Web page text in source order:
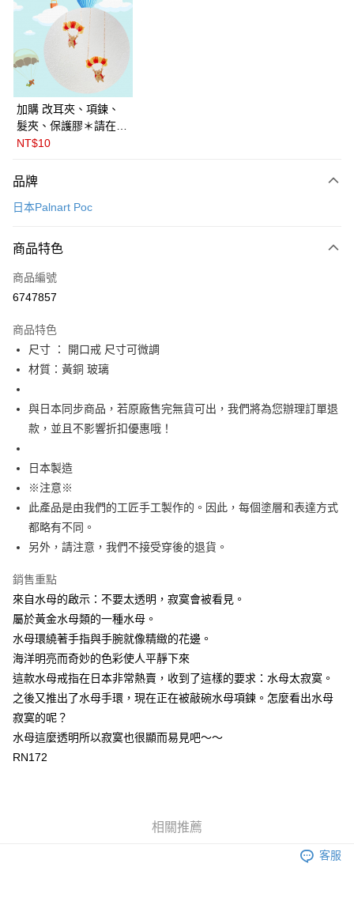
Apple Pay
Google Pay
全盈+PAY
ATM付款
每筆NT$60
付款後萊爾富取貨
付款後7-11取貨
宅配
每筆NT$60，滿NT$1,000(含以上)免運費
加購 改耳夾、項鍊、
髮夾、保護膠＊請在訂
單備註商品及欲修改的
PalnartPoc + 🇬🇧英國
FABLE 寓言
NT$10
品牌
日本Palnart Poc
商品特色
商品編號
6747857
商品特色
尺寸 ： 開口戒 尺寸可微調
材質：黃銅 玻璃
與日本同步商品，若原廠售完無貨可出，我們將為您辦理訂單退
款，並且不影響折扣優惠哦！
日本製造
※注意※
此產品是由我們的工匠手工製作的。因此，每個塗層和表達方式
都略有不同。
另外，請注意，我們不接受穿後的退貨。
銷售重點
來自水母的啟示：不要太透明，寂寞會被看見。
屬於黃金水母類的一種水母。
水母環繞著手指與手腕就像精緻的花邊。
海洋明亮而奇妙的色彩使人平靜下來
這款水母戒指在日本非常熱賣，收到了這樣的要求：水母太寂寞。
之後又推出了水母手環，現在正在被敲碗水母項鍊。怎麼看出水母
寂寞的呢？
水母這麼透明所以寂寞也很顯而易見吧～～
RN172
相關推薦
客服